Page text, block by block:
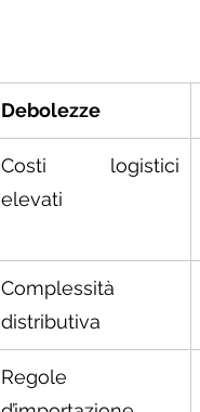
Debolezze
Costi logistici
elevati
Complessità
distributiva
Regole